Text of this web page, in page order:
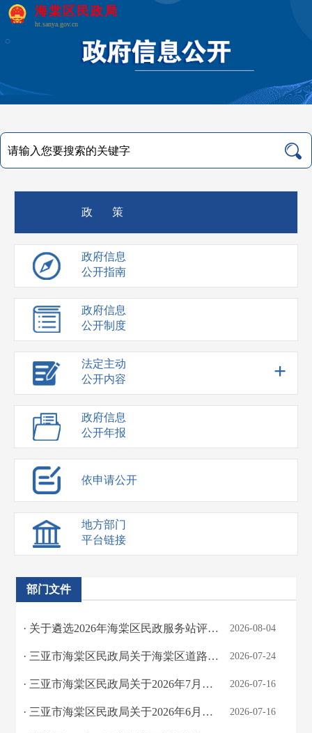
海棠区民政局
ht.sanya.gov.cn
政 策
政府信息
公开指南
政府信息
公开制度
法定主动
公开内容
+
政府信息
公开年报
依申请公开
地方部门
平台链接
部门文件
· 关于遴选2026年海棠区民政服务站评估服务单位的公告 2026-08-04
· 三亚市海棠区民政局关于海棠区道路命名征求意见的公告 2026-07-24
· 三亚市海棠区民政局关于2026年7月儿童福利补贴发放情况的公示表 2026-07-16
· 三亚市海棠区民政局关于2026年6月份高龄老人津贴发放情况的公示 2026-07-16